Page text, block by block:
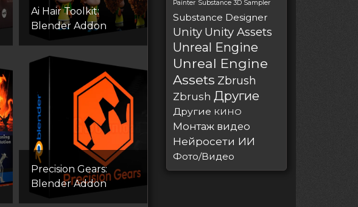
Ai Hair Toolkit:
Blender Addon
Precision Gears:
Blender Addon
Painter Substance 3D Sampler
Substance Designer
Unity Unity Assets
Unreal Engine
Unreal Engine
Assets Zbrush
Zbrush Другие
Другие КИНО
Монтаж видео
Нейросети ИИ
Фото/Видео